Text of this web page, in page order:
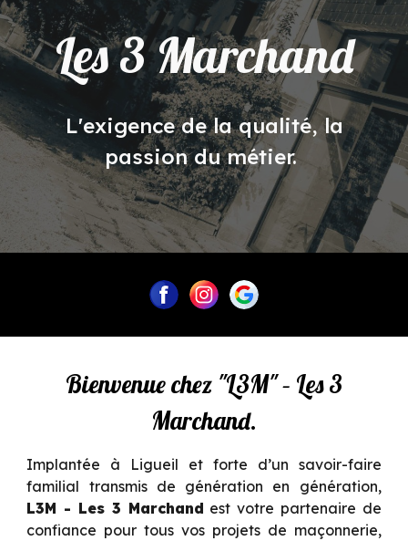
Les 3 Marchand
L'exigence de la qualité, la
passion du métier.
Bienvenue chez "L3M" – Les 3
Marchand.
Implantée à Ligueil et forte d’un savoir-faire
familial transmis de génération en génération,
L3M - Les 3 Marchand est votre partenaire de
confiance pour tous vos projets de maçonnerie,